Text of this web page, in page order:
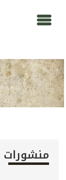
منشورات